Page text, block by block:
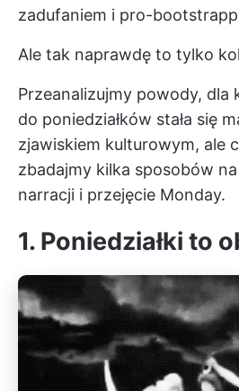
zadufaniem i pro-
Ale tak naprawdę to tylko
Przeanalizujmy powody, dla
do poniedziałków stała się
zjawiskiem kulturowym, ale
zbadajmy kilka sposobów
narracji i przejęcie Monday.
1. Poniedziałki to